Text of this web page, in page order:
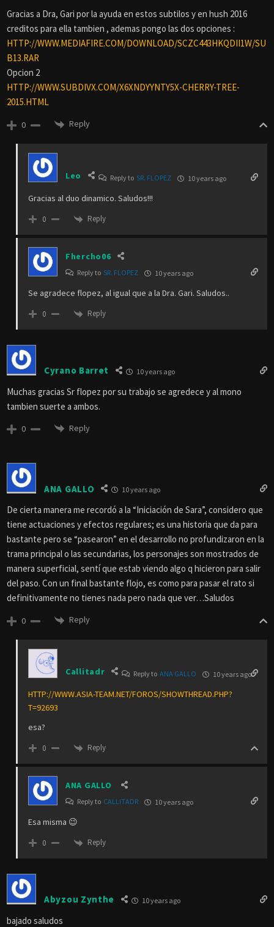
Gracias a Dra, Gari por la ayuda en estos subtilos y en hush 2016
creditos para ella tambien , ademas pongo las dos opciones :
HTTP://WWW.MEDIAFIRE.COM/DOWNLOAD/SCZC443HKQDII1W/SU
B13.RAR
Opcion 2
HTTP://WWW.SUBDIVX.COM/X6XNDYYNTY5X-CHERRY-TREE-
2015.HTML
0 Reply
Leo Reply to SR. FLOPEZ 10 years ago
Gracias al duo dinamico. Saludos!!!
0 Reply
Fhercho06
Reply to SR. FLOPEZ 10 years ago
Se agradece flopez, al igual que a la Dra. Gari. Saludos..
0 Reply
Cyrano Barret 10 years ago
Muchas gracias Sr flopez por su trabajo se agredece y al mono
tambien suerte a ambos.
0 Reply
ANA GALLO 10 years ago
De cierta manera me recordó a la “Iniciación de Sara”, considero que
tiene actuaciones y efectos regulares; es una historia que da para
bastante pero se “pasearon” en el desarrollo no profundizaron en la
trama principal o las secundarias, los personajes son mostrados de
manera superficial, sentí que estab viendo algo q hicieron para salir
del paso. Con un final bastante flojo, es como para pasar el rato si
definitivamente no tienes nada pero nada que ver…Saludos
0 Reply
Callitadr Reply toANA GALLO 10 years ago
HTTP://WWW.ASIA-TEAM.NET/FOROS/SHOWTHREAD.PHP?
T=92693
esa?
0 Reply
ANA GALLO
Reply to CALLITADR 10 years ago
Esa misma 😉
0 Reply
Abyzou Zynthe 10 years ago
bajado saludos